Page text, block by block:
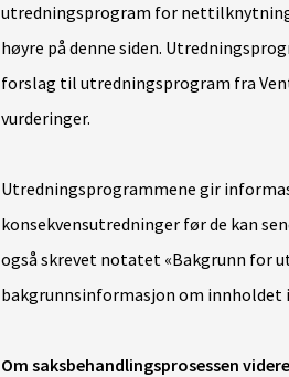
utredningsprogram for
høyre på denne siden.
forslag til utredningsprogram fra
vurderinger.
Utredningsprogrammene gir
konsekvensutredninger før de kan
også skrevet notatet «Bakgrunn for
bakgrunnsinformasjon om innholdet
Om saksbehandlingsprosessen videre